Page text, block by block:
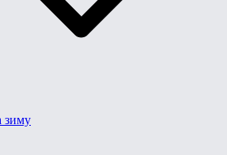
зиму